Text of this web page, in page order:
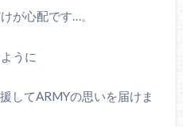
が心配です…。
うに
してARMYの思いを届けま